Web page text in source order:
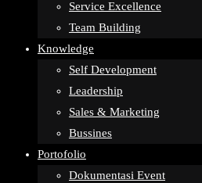
Service Excellence
Team Building
Knowledge
Self Development
Leadership
Sales & Marketing
Bussines
Portofolio
Dokumentasi Event